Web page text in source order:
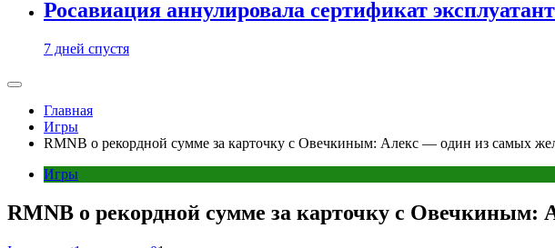
Росавиация аннулировала сертификат
7 дней спустя
Главная
Игры
RMNB о рекордной сумме за карточку с Овечкиным: Алекс — один из самых
Игры
RMNB о рекордной сумме за карточку с